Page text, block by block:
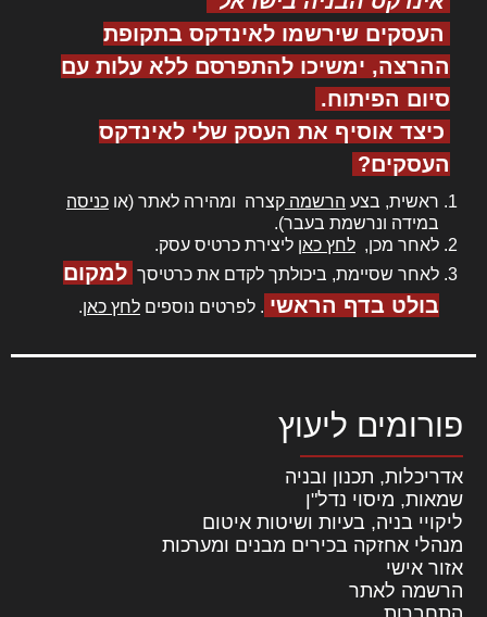
העסקים שירשמו לאינדקס בתקופת
ההרצה, ימשיכו להתפרסם ללא עלות עם
סיום הפיתוח.
כיצד אוסיף את העסק שלי לאינדקס
העסקים?
ראשית, בצע הרשמה קצרה ומהירה לאתר (או כניסה
במידה ונרשמת בעבר).
לאחר מכן, לחץ כאן ליצירת כרטיס עסק.
לאחר שסיימת, ביכולתך לקדם את כרטיסך למקום
בולט בדף הראשי . לפרטים נוספים לחץ כאן.
פורומים ליעוץ
אדריכלות, תכנון ובניה
שמאות, מיסוי נדל"ן
ליקויי בניה, בעיות ושיטות איטום
מנהלי אחזקה בכירים מבנים ומערכות
אזור אישי
הרשמה לאתר